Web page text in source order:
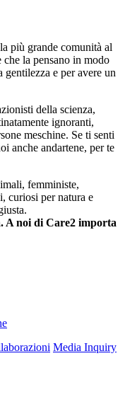
più grande comunità al
la pensano in modo
e per avere un
della scienza,
ignoranti,
meschine. Se ti senti
anche andartene, per te
femministe,
curiosi per natura e
A noi di Care2 importa
Media Inquiry